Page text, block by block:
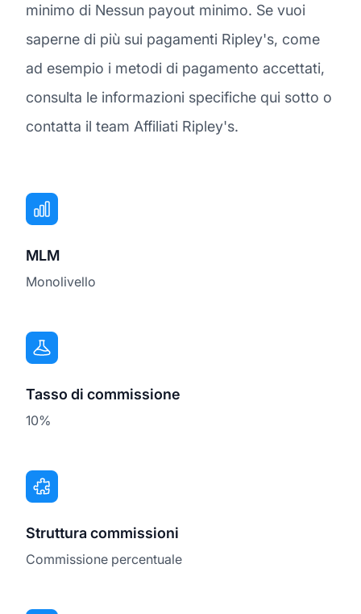
minimo di Nessun payout minimo. Se vuoi
saperne di più sui pagamenti Ripley's, come
ad esempio i metodi di pagamento accettati,
consulta le informazioni specifiche qui sotto o
contatta il team Affiliati Ripley's.
MLM
Monolivello
Tasso di commissione
10%
Struttura commissioni
Commissione percentuale